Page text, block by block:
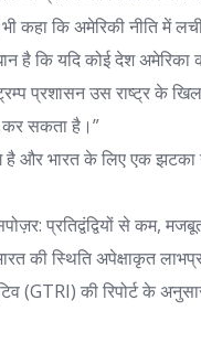
कहा कि अमेरिकी नीति में
है कि यदि कोई देश अमेरिका
प्रशासन उस राष्ट्र के
कर सकता है।”
है और भारत के लिए एक झटका
प्रतिद्वंद्वियों से कम,
की स्थिति अपेक्षाकृत
(GTRI) की रिपोर्ट के